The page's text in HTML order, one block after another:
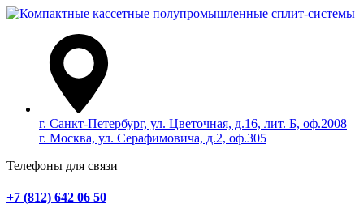
г. Санкт-Петербург, ул. Цветочная, д.16, лит. Б, оф.2008
г. Москва, ул. Серафимовича, д.2, оф.305
Телефоны для связи
+7 (812) 642 06 50